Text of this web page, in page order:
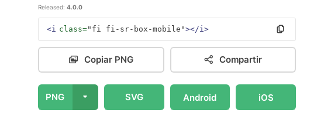
Released: 4.0.0
<i class="fi fi-sr-box-mobile"></i>
Copiar PNG Compartir
PNG SVG Android iOS